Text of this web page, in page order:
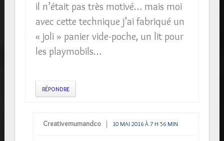
il n’était pas très motivé… mais moi
avec cette technique j’ai fabriqué un
« joli » panier vide-poche, un lit pour
les playmobils…
RÉPONDRE
Creativemumandco 10 MAI 2016 À 7 H 56 MIN